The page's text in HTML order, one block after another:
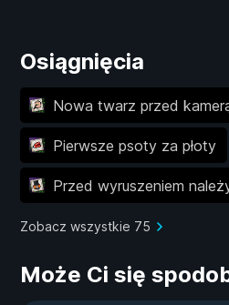
Osiągnięcia
Nowa twarz przed
Pierwsze psoty za płoty
Przed wyruszeniem
Zobacz wszystkie 75
Może Ci się